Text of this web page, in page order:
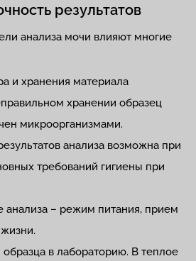
результатов
анализа мочи влияют многие
и хранения материала
хранении образец
микроорганизмами.
анализа возможна при
требований гигиены при
анализа – режим питания, прием
образца в лабораторию. В теплое